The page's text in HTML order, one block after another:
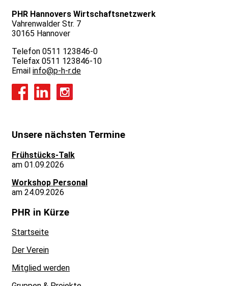
PHR Hannovers Wirtschaftsnetzwerk
Vahrenwalder Str. 7
30165 Hannover
Telefon 0511 123846-0
Telefax 0511 123846-10
Email info@p-h-r.de
Unsere nächsten Termine
Frühstücks-Talk
am 01.09.2026
Workshop Personal
am 24.09.2026
PHR in Kürze
Startseite
Der Verein
Mitglied werden